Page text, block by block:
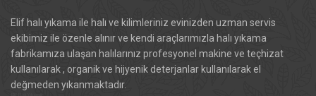
Elif halı yıkama ile halı ve kilimleriniz evinizden uzman servis
ekibimiz ile özenle alınır ve kendi araçlarımızla halı yıkama
fabrikamıza ulaşan halılarınız profesyonel makine ve teçhizat
kullanılarak , organik ve hijyenik deterjanlar kullanılarak el
değmeden yıkanmaktadır.